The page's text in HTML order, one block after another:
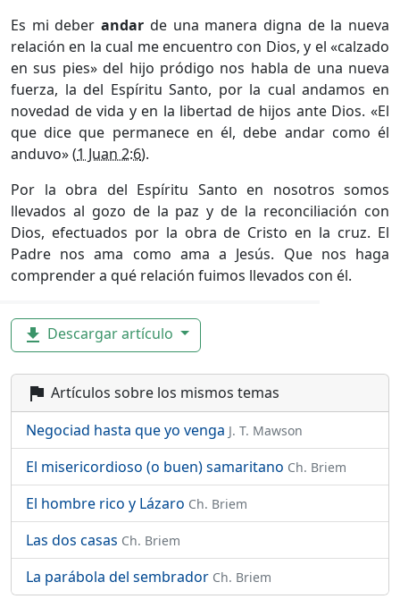
Es mi deberandar de una manera digna de la nueva
relación en la cual me encuentro con Dios, y el «calzado
en sus pies» del hijo pródigo nos habla de una nueva
fuerza, la del Espíritu Santo, por la cual andamos en
novedad de vida y en la libertad de hijos ante Dios. «El
que dice que permanece en él, debe andar como él
anduvo» (1 Juan 2:6).
Por la obra del Espíritu Santo en nosotros somos
llevados al gozo de la paz y de la reconciliación con
Dios, efectuados por la obra de Cristo en la cruz. El
Padre nos ama como ama a Jesús. Que nos haga
comprender a qué relación fuimos llevados con él.
file_download Descargar artículo
flag Artículos sobre los mismos temas
Negociad hasta que yo venga J. T. Mawson
El misericordioso (o buen) samaritano Ch. Briem
El hombre rico y Lázaro Ch. Briem
Las dos casas Ch. Briem
La parábola del sembrador Ch. Briem